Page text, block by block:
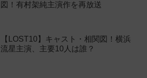
図！有村架純主演作を再放送
【LOST10】キャスト・相関図！横浜
流星主演、主要10人は誰？